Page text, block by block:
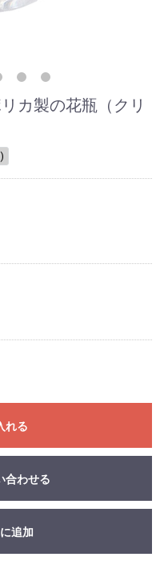
カ製の花瓶（クリ
れる
合わせる
追加